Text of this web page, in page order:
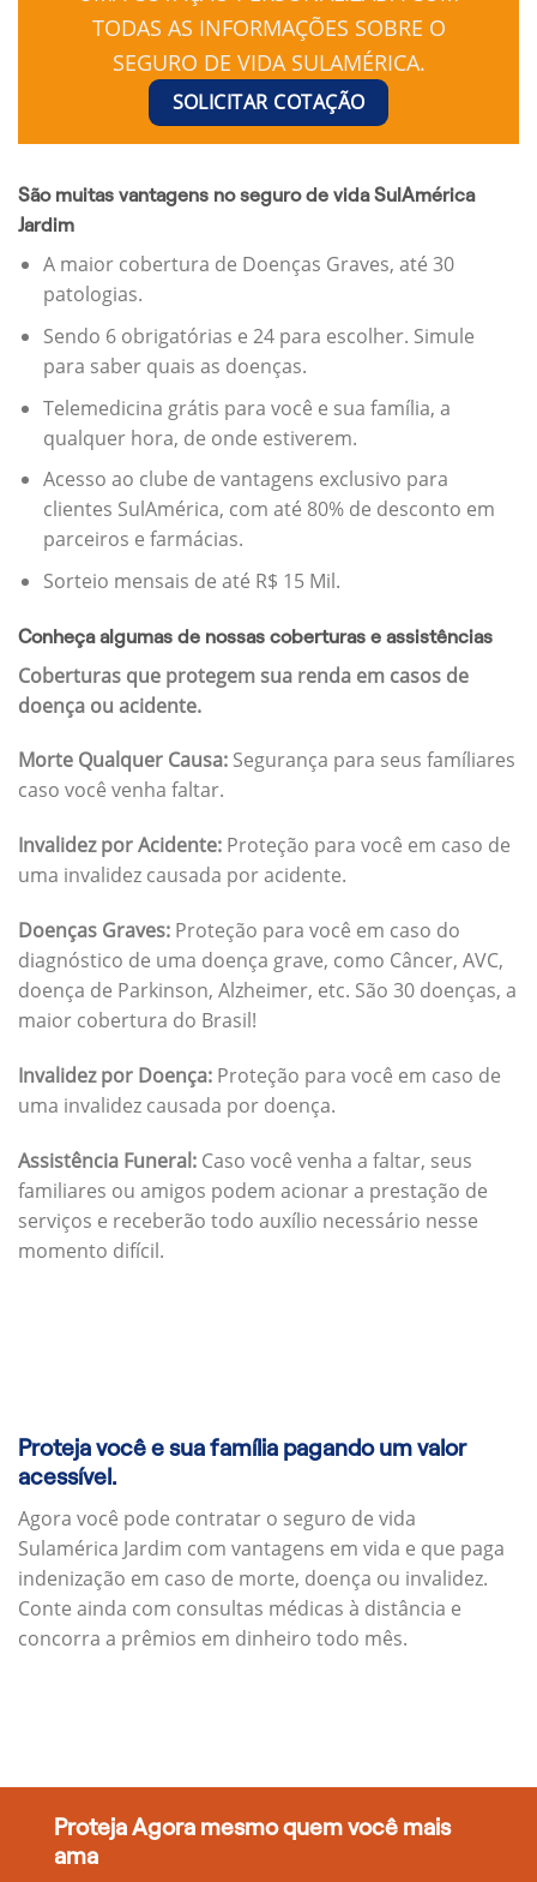
TODAS AS INFORMAÇÕES SOBRE O
SEGURO DE VIDA SULAMÉRICA.
SOLICITAR COTAÇÃO
São muitas vantagens no seguro de vida SulAmérica
Jardim
A maior cobertura de Doenças Graves, até 30
patologias.
Sendo 6 obrigatórias e 24 para escolher. Simule
para saber quais as doenças.
Telemedicina grátis para você e sua família, a
qualquer hora, de onde estiverem.
Acesso ao clube de vantagens exclusivo para
clientes SulAmérica, com até 80% de desconto em
parceiros e farmácias.
Sorteio mensais de até R$ 15 Mil.
Conheça algumas de nossas coberturas e assistências
Coberturas que protegem sua renda em casos de
doença ou acidente.
Morte Qualquer Causa: Segurança para seus famíliares
caso você venha faltar.
Invalidez por Acidente: Proteção para você em caso de
uma invalidez causada por acidente.
Doenças Graves: Proteção para você em caso do
diagnóstico de uma doença grave, como Câncer, AVC,
doença de Parkinson, Alzheimer, etc. São 30 doenças, a
maior cobertura do Brasil!
Invalidez por Doença: Proteção para você em caso de
uma invalidez causada por doença.
Assistência Funeral: Caso você venha a faltar, seus
familiares ou amigos podem acionar a prestação de
serviços e receberão todo auxílio necessário nesse
momento difícil.
Proteja você e sua família pagando um valor
acessível.
Agora você pode contratar o seguro de vida
Sulamérica Jardim com vantagens em vida e que paga
indenização em caso de morte, doença ou invalidez.
Conte ainda com consultas médicas à distância e
concorra a prêmios em dinheiro todo mês.
Proteja Agora mesmo quem você mais
ama